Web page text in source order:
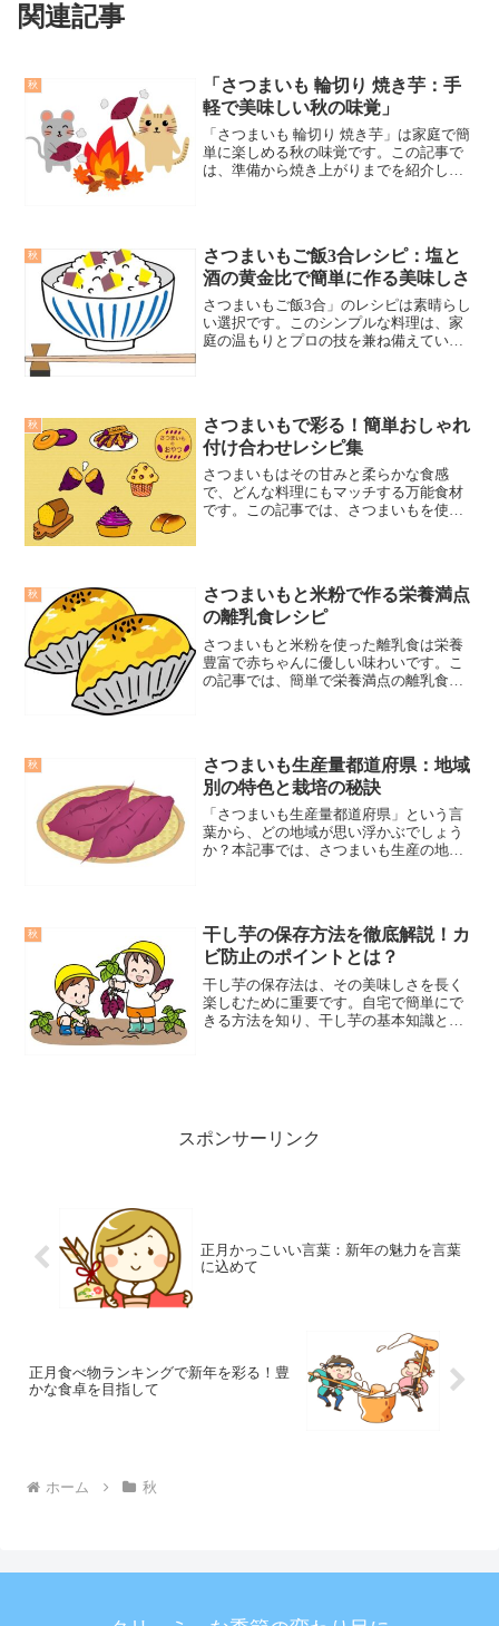
関連記事
秋
「さつまいも 輪切り 焼き芋：手
軽で美味しい秋の味覚」
「さつまいも 輪切り 焼き芋」は家庭で簡
単に楽しめる秋の味覚です。この記事で
は、準備から焼き上がりまでを紹介し、
広く解説します。
秋
さつまいもご飯3合レシピ：塩と
酒の黄金比で簡単に作る美味しさ
さつまいもご飯3合」のレシピは素晴らし
い選択です。このシンプルな料理は、家
庭の温もりとプロの技を兼ね備えていま
秋
さつまいもで彩る！簡単おしゃれ
付け合わせレシピ集
さつまいもはその甘みと柔らかな食感
で、どんな料理にもマッチする万能食材
です。この記事では、さつまいもを使っ
秋
さつまいもと米粉で作る栄養満点
の離乳食レシピ
さつまいもと米粉を使った離乳食は栄養
豊富で赤ちゃんに優しい味わいです。こ
の記事では、簡単で栄養満点の離乳食レ
秋
さつまいも生産量都道府県：地域
別の特色と栽培の秘訣
「さつまいも生産量都道府県」という言
葉から、どの地域が思い浮かぶでしょう
か？本記事では、さつまいも生産の地域
秋
干し芋の保存方法を徹底解説！カ
ビ防止のポイントとは？
干し芋の保存法は、その美味しさを長く
楽しむために重要です。自宅で簡単にで
きる方法を知り、干し芋の基本知識と正
スポンサーリンク
正月かっこいい言葉：新年の魅力を言葉
に込めて
正月食べ物ランキングで新年を彩る！豊
かな食卓を目指して
ホーム 秋